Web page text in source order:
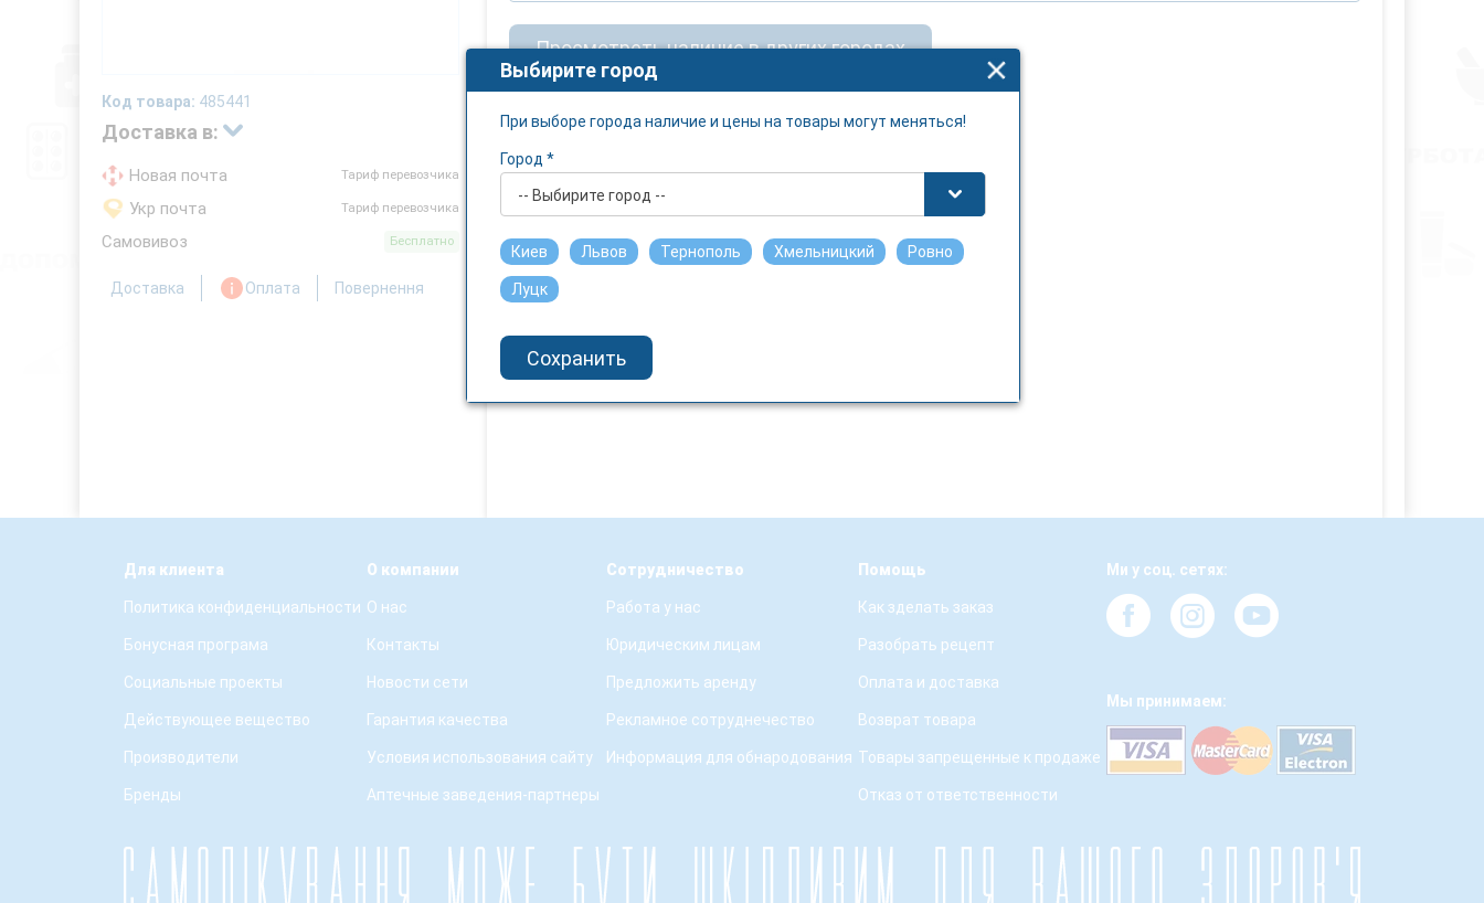
Код товара: 485441
Доставка в:
Новая почта Тариф перевозчика
Укр почта Тариф перевозчика
Самовивоз Бесплатно
Доставка Оплата Повернення
Просмотреть наличие в других городах
Для клиента
Политика конфиденциальности
Бонусная програма
Социальные проекты
Действующее вещество
Производители
Бренды
О компании
О нас
Контакты
Новости сети
Гарантия качества
Условия использования сайту
Аптечные заведения-партнеры
Сотрудничество
Работа у нас
Юридическим лицам
Предложить аренду
Рекламное сотруднечество
Информация для обнародования
Помощь
Как зделать заказ
Разобрать рецепт
Оплата и доставка
Возврат товара
Товары запрещенные к продаже
Отказ от ответственности
Ми у соц. сетях:
Мы принимаем:
Выбирите город
При выборе города наличие и цены на товары могут меняться!
Город *
-- Выбирите город --
Киев Львов Тернополь Хмельницкий Ровно
Луцк
Сохранить